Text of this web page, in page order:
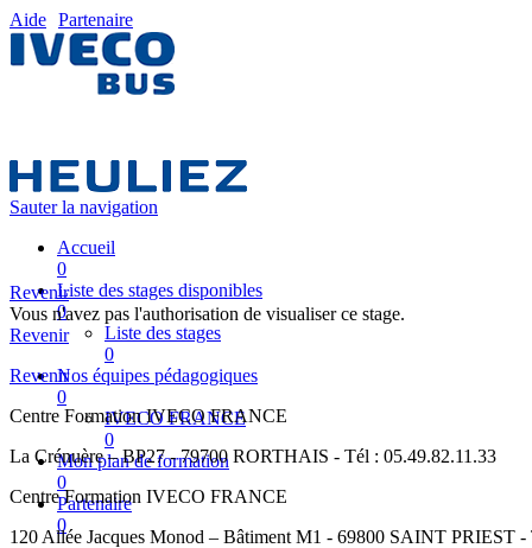
Aide Partenaire
Sauter la navigation
Accueil
0
Liste des stages disponibles
0
Liste des stages
0
Nos équipes pédagogiques
0
IVECO FRANCE
0
Mon plan de formation
0
Partenaire
0
Revenir
Vous n'avez pas l'authorisation de visualiser ce stage.
Revenir
Revenir
Centre Formation IVECO FRANCE
La Crénuère – BP27 - 79700 RORTHAIS - Tél : 05.49.82.11.33
Centre Formation IVECO FRANCE
120 Allée Jacques Monod – Bâtiment M1 - 69800 SAINT PRIEST